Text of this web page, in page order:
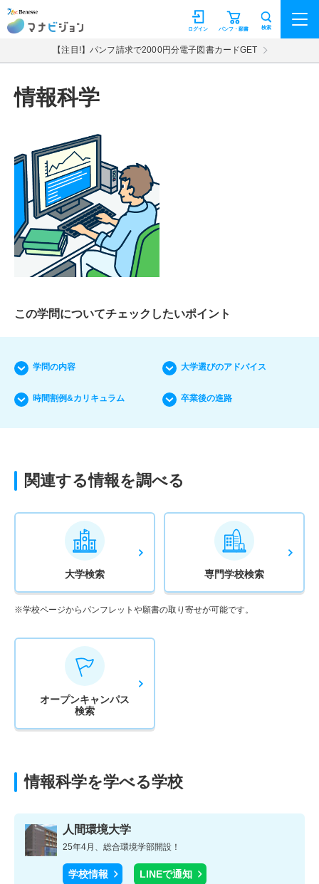
マナビジョン パンフ・願書
ログイン 検索
【注目!】パンフ請求で2000円分電子図書カードGET
情報科学
この学問についてチェックしたいポイント
学問の内容 大学選びのアドバイス
時間割例&カリキュラム 卒業後の進路
関連する情報を調べる
大学検索 専門学校検索
※学校ページからパンフレットや願書の取り寄せが可能です。
オープンキャンパス
検索
情報科学を学べる学校
人間環境大学
25年4月、総合環境学部開設！
学校情報 LINEで通知